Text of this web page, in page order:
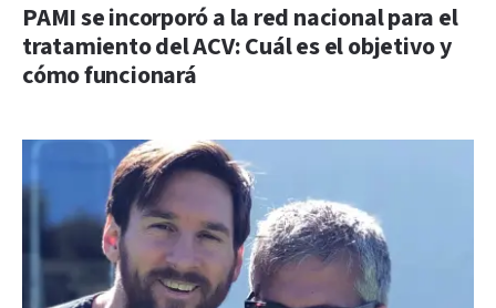
PAMI se incorporó a la red nacional para el
tratamiento del ACV: Cuál es el objetivo y
cómo funcionará